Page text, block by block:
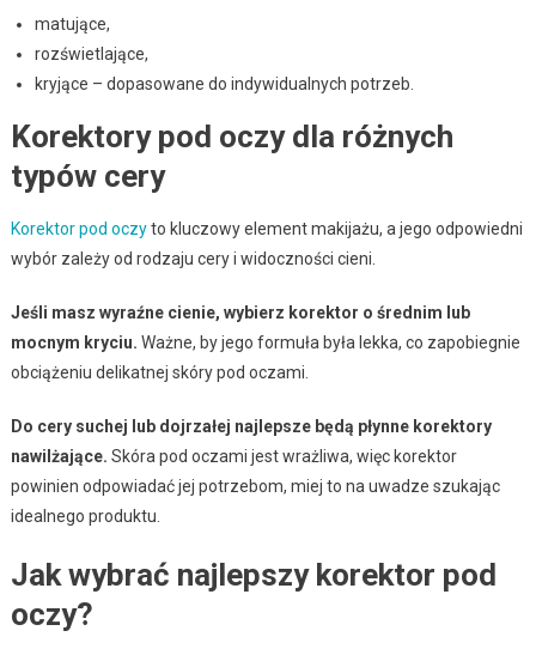
matujące,
rozświetlające,
kryjące – dopasowane do indywidualnych potrzeb.
Korektory pod oczy dla różnych
typów cery
Korektor pod oczyto kluczowy element makijażu, a jego odpowiedni
wybór zależy od rodzaju cery i widoczności cieni.
Jeśli masz wyraźne cienie, wybierz korektor o średnim lub
mocnym kryciu. Ważne, by jego formuła była lekka, co zapobiegnie
obciążeniu delikatnej skóry pod oczami.
Do cery suchej lub dojrzałej najlepsze będą płynne korektory
nawilżające. Skóra pod oczami jest wrażliwa, więc korektor
powinien odpowiadać jej potrzebom, miej to na uwadze szukając
idealnego produktu.
Jak wybrać najlepszy korektor pod
oczy?